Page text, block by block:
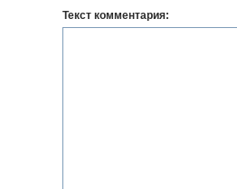
Текст комментария: